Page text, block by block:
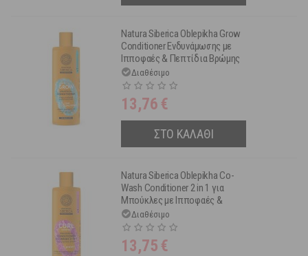
Natura Siberica Oblepikha Grow
Conditioner Ενδυνάμωσης με
Ιπποφαές & Πεπτίδια Βρώμης
για ​Αδύναμα Μαλλιά 400 ml
Διαθέσιμο
13,76 €
ΣΤΟ ΚΑΛΑΘΙ
Natura Siberica Oblepikha Co-
Wash Conditioner 2 in 1 για
Μπούκλες με Ιπποφαές &
Πρωτεΐνη Σίτου 400 ml
Διαθέσιμο
13,75 €